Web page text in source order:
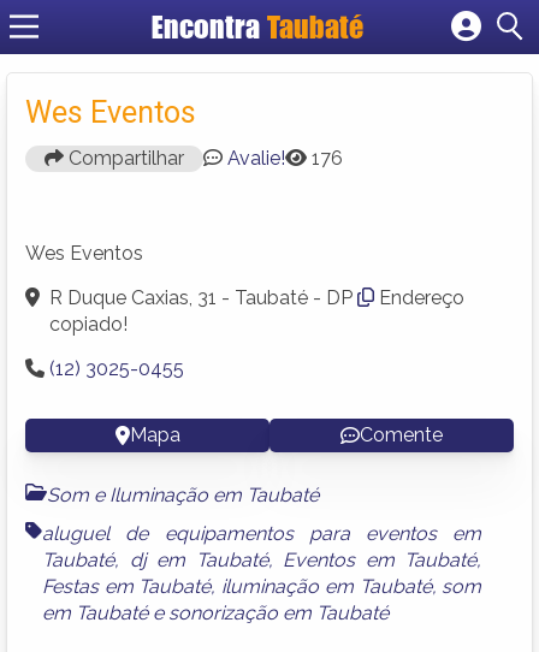
EncontraTaubaté
Cadastrar empresa
Wes Eventos
Compartilhar Avalie! 176
Wes Eventos
R Duque Caxias, 31 - Taubaté - DP
Endereço
copiado!
(12) 3025-0455
Mapa Comente
Som e Iluminação em Taubaté
aluguel de equipamentos para eventos em
Taubaté, dj em Taubaté, Eventos em Taubaté,
Festas em Taubaté, iluminação em Taubaté, som
em Taubatée sonorização em Taubaté